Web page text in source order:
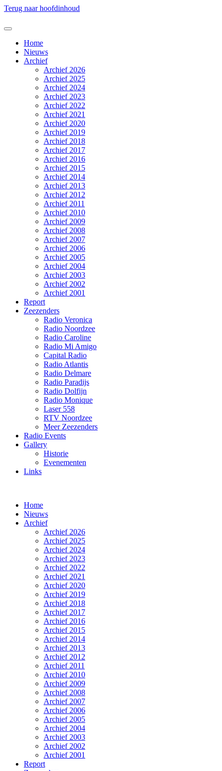
Terug naar hoofdinhoud
Home
Nieuws
Archief
Archief 2026
Archief 2025
Archief 2024
Archief 2023
Archief 2022
Archief 2021
Archief 2020
Archief 2019
Archief 2018
Archief 2017
Archief 2016
Archief 2015
Archief 2014
Archief 2013
Archief 2012
Archief 2011
Archief 2010
Archief 2009
Archief 2008
Archief 2007
Archief 2006
Archief 2005
Archief 2004
Archief 2003
Archief 2002
Archief 2001
Report
Zeezenders
Radio Veronica
Radio Noordzee
Radio Caroline
Radio Mi Amigo
Capital Radio
Radio Atlantis
Radio Delmare
Radio Paradijs
Radio Dolfijn
Radio Monique
Laser 558
RTV Noordzee
Meer Zeezenders
Radio Events
Gallery
Historie
Evenementen
Links
Home
Nieuws
Archief
Archief 2026
Archief 2025
Archief 2024
Archief 2023
Archief 2022
Archief 2021
Archief 2020
Archief 2019
Archief 2018
Archief 2017
Archief 2016
Archief 2015
Archief 2014
Archief 2013
Archief 2012
Archief 2011
Archief 2010
Archief 2009
Archief 2008
Archief 2007
Archief 2006
Archief 2005
Archief 2004
Archief 2003
Archief 2002
Archief 2001
Report